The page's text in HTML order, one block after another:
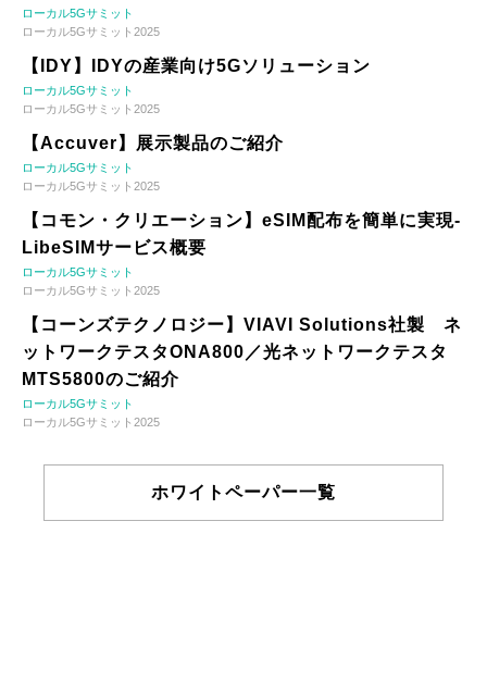
ローカル5Gサミット
ローカル5Gサミット2025
【IDY】IDYの産業向け5Gソリューション
ローカル5Gサミット
ローカル5Gサミット2025
【Accuver】展示製品のご紹介
ローカル5Gサミット
ローカル5Gサミット2025
【コモン・クリエーション】eSIM配布を簡単に実現-
LibeSIMサービス概要
ローカル5Gサミット
ローカル5Gサミット2025
【コーンズテクノロジー】VIAVI Solutions社製 ネ
ットワークテスタONA800／光ネットワークテスタ
MTS5800のご紹介
ローカル5Gサミット
ローカル5Gサミット2025
ホワイトペーパー一覧